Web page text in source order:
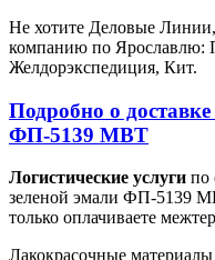
Не хотите Деловые
компанию по Ярославлю:
Желдорэкспедиция, Кит.
Подробно о
ФП-5139 МВТ
Логистические услуги по
зеленой эмали ФП-5139
только оплачиваете
Лакокрасочные